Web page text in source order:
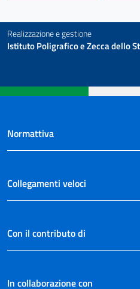
Realizzazione e gestione
Istituto Poligrafico e Zecca dello
Normattiva
Collegamenti veloci
Con il contributo di
In collaborazione con